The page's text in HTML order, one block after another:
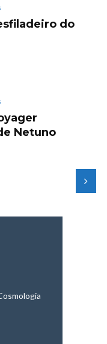
do
Netuno